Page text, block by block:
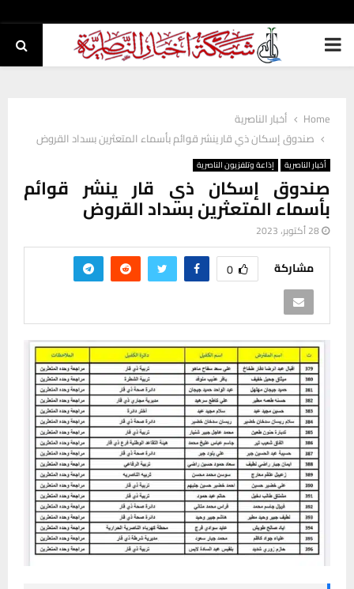
PRIMARY
Home
أخبار الناصرية
صندوق إسكان ذي قار ينشر قوائم بأسماء المتعثرين بسداد القروض
أخبار الناصرية إذاعة وتلفزيون الناصرية
صندوق إسكان ذي قار ينشر قوائم
بأسماء المتعثرين بسداد القروض
28 أكتوبر، 2023
مشاركة 0